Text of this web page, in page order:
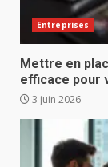
Entreprises
Mettre en
efficace pour
3 juin 2026